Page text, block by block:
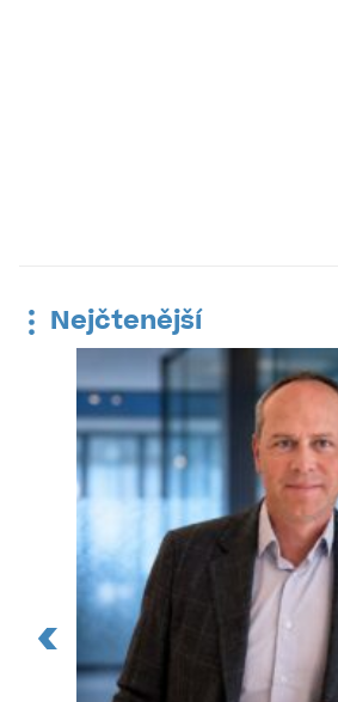
Nejčtenější